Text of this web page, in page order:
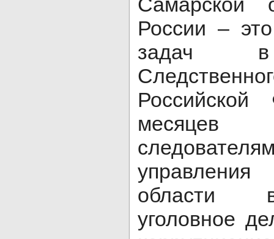
России –
задач в
области
уголовное